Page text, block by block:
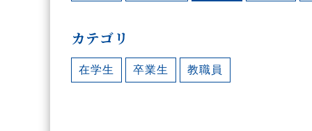
カテゴリ
在学生 卒業生 教職員